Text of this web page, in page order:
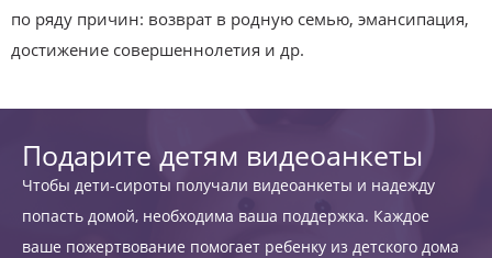
по ряду причин: возврат в родную семью, эмансипация,
достижение совершеннолетия и др.
Подарите детям видеоанкеты
Чтобы дети-сироты получали видеоанкеты и надежду
попасть домой, необходима ваша поддержка. Каждое
ваше пожертвование помогает ребенку из детского дома